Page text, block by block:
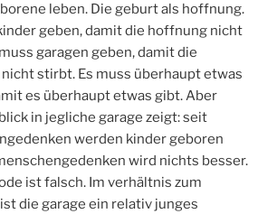
leben. Die geburt als hoffnung.
geben, damit die hoffnung nicht
garagen geben, damit die
stirbt. Es muss überhaupt etwas
es überhaupt etwas gibt. Aber
in jegliche garage zeigt: seit
werden kinder geboren
wird nichts besser.
ist falsch. Im verhältnis zum
die garage ein relativ junges